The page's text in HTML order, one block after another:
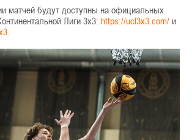
матчей будут доступны на официальных
Лиги 3х3: https://ucl3x3.com/ и